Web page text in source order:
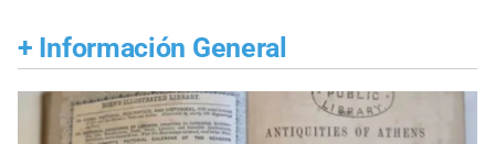
+ Información General